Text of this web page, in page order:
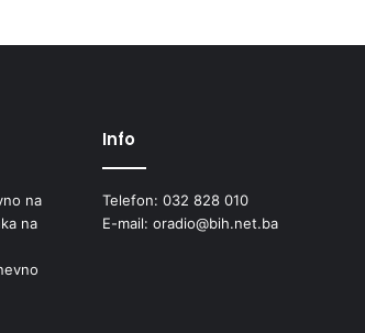
na
na
Info
Telefon: 032 828 010
E-mail: oradio@bih.net.ba